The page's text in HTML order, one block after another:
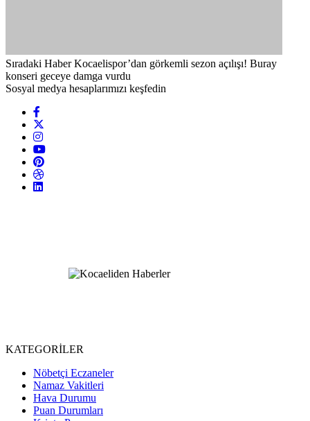
Sıradaki Haber Kocaelispor’dan görkemli sezon açılışı! Buray
konseri geceye damga vurdu
Sosyal medya hesaplarımızı keşfedin
KATEGORİLER
Nöbetçi Eczaneler
Namaz Vakitleri
Hava Durumu
Puan Durumları